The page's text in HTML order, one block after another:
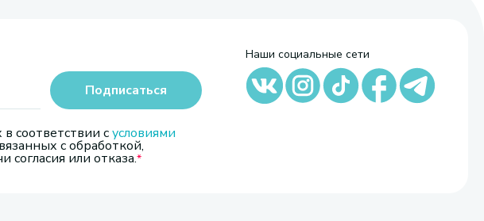
соответствии сусловиями
с обработкой,
согласия или отказа.
Подписаться
Наши социальные сети